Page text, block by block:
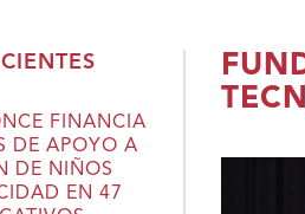
FINANCIA
DE APOYO A
DE NIÑOS
EN 47